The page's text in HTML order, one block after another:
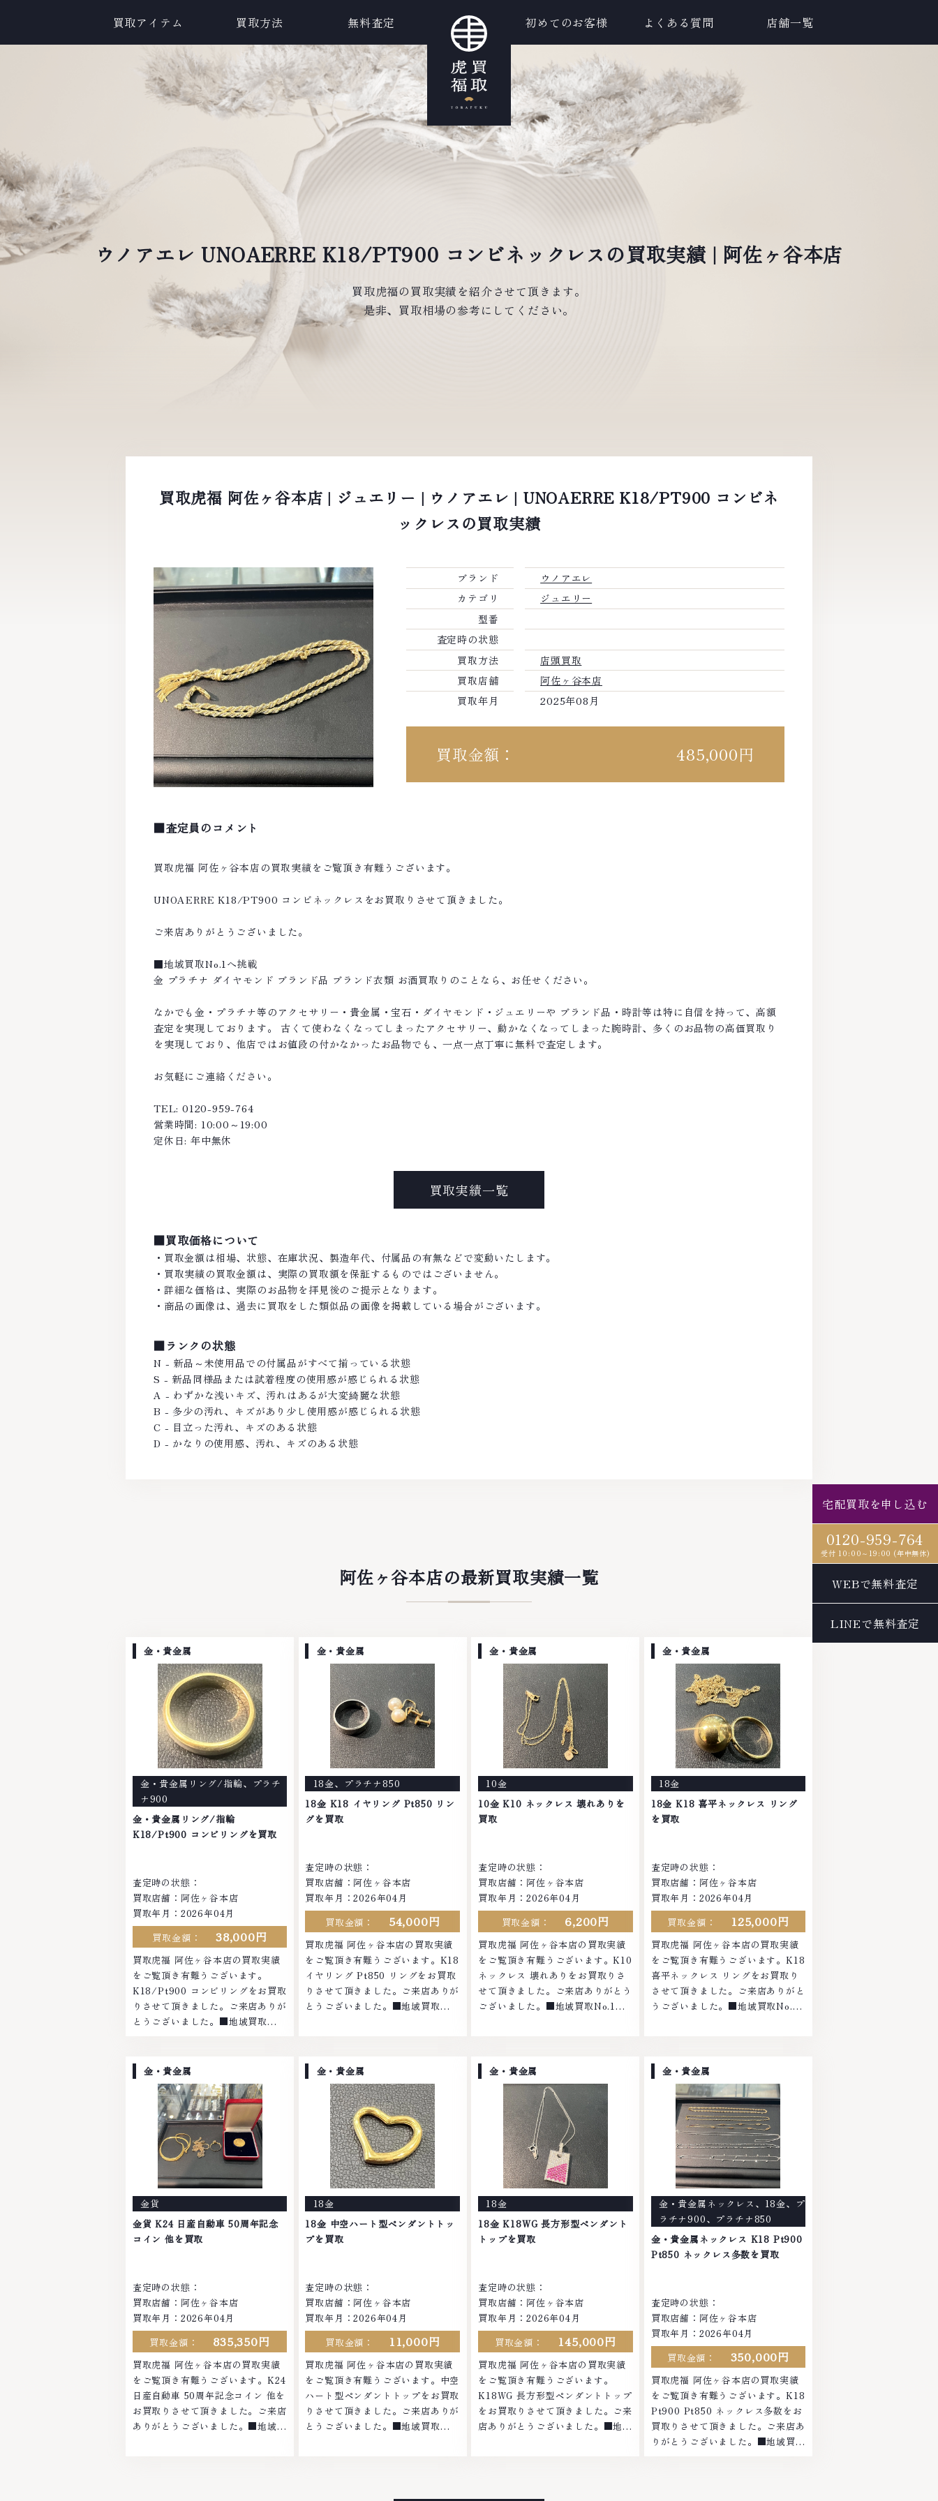
買取アイテム 買取方法 無料査定 初めてのお客様 よくある質問 店舗一覧
ウノアエレ UNOAERRE K18/PT900 コンビネックレスの買取実績 | 阿佐ヶ谷本店
買取虎福の買取実績を紹介させて頂きます。
是非、買取相場の参考にしてください。
買取虎福 阿佐ヶ谷本店 | ジュエリー | ウノアエレ | UNOAERRE K18/PT900 コンビネ
ックレスの買取実績
ブランド
ウノアエレ
カテゴリ
ジュエリー
型番
査定時の状態
買取方法
店頭買取
買取店舗
阿佐ヶ谷本店
買取年月
2025年08月
買取金額： 485,000円
■査定員のコメント
買取虎福 阿佐ヶ谷本店の買取実績をご覧頂き有難うございます。
UNOAERRE K18/PT900 コンビネックレスをお買取りさせて頂きました。
ご来店ありがとうございました。
■地域買取No.1へ挑戦
金 プラチナ ダイヤモンド ブランド品 ブランド衣類 お酒買取りのことなら、お任せください。
なかでも金・プラチナ等のアクセサリー・貴金属・宝石・ダイヤモンド・ジュエリーや ブランド品・時計等は特に自信を持って、高額
査定を実現しております。 古くて使わなくなってしまったアクセサリー、動かなくなってしまった腕時計、多くのお品物の高価買取り
を実現しており、他店ではお値段の付かなかったお品物でも、一点一点丁寧に無料で査定します。
お気軽にご連絡ください。
TEL: 0120-959-764
営業時間: 10:00～19:00
定休日: 年中無休
買取実績一覧
■買取価格について
・買取金額は相場、状態、在庫状況、製造年代、付属品の有無などで変動いたします。
・買取実績の買取金額は、実際の買取額を保証するものではございません。
・詳細な価格は、実際のお品物を拝見後のご提示となります。
・商品の画像は、過去に買取をした類似品の画像を掲載している場合がございます。
■ランクの状態
N - 新品～未使用品での付属品がすべて揃っている状態
S - 新品同様品または試着程度の使用感が感じられる状態
A - わずかな浅いキズ、汚れはあるが大変綺麗な状態
B - 多少の汚れ、キズがあり少し使用感が感じられる状態
C - 目立った汚れ、キズのある状態
D - かなりの使用感、汚れ、キズのある状態
阿佐ヶ谷本店の最新買取実績一覧
金・貴金属
金・貴金属リング/指輪、 プラチ
ナ900
金・貴金属リング/指輪
K18/Pt900 コンビリングを買取
査定時の状態：
買取店舗：阿佐ヶ谷本店
買取年月：2026年04月
買取金額：
38,000円
買取虎福 阿佐ヶ谷本店の買取実績
をご覧頂き有難うございます。
K18/Pt900 コンビリングをお買取
りさせて頂きました。ご来店ありが
とうございました。■地域買取
取りのことなら、お任せくださいな
かでも金・プラチナ等のアクセサリ
ー・貴金属・宝石・ダイヤモンド・
ジュエリーや ブランド品・時計等
は特に自信を持って、高額査定を実
現しております。 古くて使わなく
なってしまったアクセサリー、動か
なくなってしまった腕時計、多くの
お品物の高価買取りを実現してお
り、他店ではお値段の付かなかった
お品物でも、一点一点丁寧に無料で
査定します。お気軽にご連絡くださ
金・貴金属
18金、 プラチナ850
18金 K18 イヤリング Pt850 リン
グを買取
査定時の状態：
買取店舗：阿佐ヶ谷本店
買取年月：2026年04月
買取金額：
54,000円
買取虎福 阿佐ヶ谷本店の買取実績
をご覧頂き有難うございます。K18
イヤリング Pt850 リングをお買取
りさせて頂きました。ご来店ありが
とうございました。■地域買取
かでも金・プラチナ等のアクセサリ
ー・貴金属・宝石・ダイヤモンド・
ジュエリーや ブランド品・時計等
は特に自信を持って、高額査定を実
現しております。 古くて使わなく
なってしまったアクセサリー、動か
なくなってしまった腕時計、多くの
お品物の高価買取りを実現してお
り、他店ではお値段の付かなかった
お品物でも、一点一点丁寧に無料で
査定します。お気軽にご連絡くださ
い。TEL: 0120-959-764営業時間:
金・貴金属
10金
10金 K10 ネックレス 壊れありを
買取
査定時の状態：
買取店舗：阿佐ヶ谷本店
買取年月：2026年04月
買取金額：
6,200円
買取虎福 阿佐ヶ谷本店の買取実績
をご覧頂き有難うございます。K10
ネックレス 壊れありをお買取りさ
せて頂きました。ご来店ありがとう
ございました。■地域買取No.1へ
金・プラチナ等のアクセサリー・貴
金属・宝石・ダイヤモンド・ジュエ
リーや ブランド品・時計等は特に
自信を持って、高額査定を実現して
おります。 古くて使わなくなって
しまったアクセサリー、動かなくな
ってしまった腕時計、多くのお品物
の高価買取りを実現しており、他店
ではお値段の付かなかったお品物で
も、一点一点丁寧に無料で査定しま
す。お気軽にご連絡ください。
TEL: 0120-959-764営業時間:
金・貴金属
18金
18金 K18 喜平ネックレス リング
を買取
査定時の状態：
買取店舗：阿佐ヶ谷本店
買取年月：2026年04月
買取金額：
125,000円
買取虎福 阿佐ヶ谷本店の買取実績
をご覧頂き有難うございます。K18
喜平ネックレス リングをお買取り
させて頂きました。ご来店ありがと
うございました。■地域買取No.1
も金・プラチナ等のアクセサリー・
貴金属・宝石・ダイヤモンド・ジュ
エリーや ブランド品・時計等は特
に自信を持って、高額査定を実現し
ております。 古くて使わなくなっ
てしまったアクセサリー、動かなく
なってしまった腕時計、多くのお品
物の高価買取りを実現しており、他
店ではお値段の付かなかったお品物
でも、一点一点丁寧に無料で査定し
ます。お気軽にご連絡ください。
TEL: 0120-959-764営業時間:
10:00～19:00定休日: 年中無休
金・貴金属
金貨
金貨 K24 日産自動車 50周年記念
コイン 他を買取
査定時の状態：
買取店舗：阿佐ヶ谷本店
買取年月：2026年04月
買取金額：
835,350円
買取虎福 阿佐ヶ谷本店の買取実績
をご覧頂き有難うございます。K24
日産自動車 50周年記念コイン 他を
お買取りさせて頂きました。ご来店
ありがとうございました。■地域買
金・貴金属
18金
18金 中空ハート型ペンダントトッ
プを買取
査定時の状態：
買取店舗：阿佐ヶ谷本店
買取年月：2026年04月
買取金額：
11,000円
買取虎福 阿佐ヶ谷本店の買取実績
をご覧頂き有難うございます。中空
ハート型ペンダントトップをお買取
りさせて頂きました。ご来店ありが
とうございました。■地域買取
金・貴金属
18金
18金 K18WG 長方形型ペンダント
トップを買取
査定時の状態：
買取店舗：阿佐ヶ谷本店
買取年月：2026年04月
買取金額：
145,000円
買取虎福 阿佐ヶ谷本店の買取実績
をご覧頂き有難うございます。
K18WG 長方形型ペンダントトップ
をお買取りさせて頂きました。ご来
店ありがとうございました。■地域
金・貴金属
金・貴金属ネックレス 、 18金、 プ
ラチナ900、 プラチナ850
金・貴金属ネックレス K18 Pt900
Pt850 ネックレス多数を買取
査定時の状態：
買取店舗：阿佐ヶ谷本店
買取年月：2026年04月
買取金額：
350,000円
買取虎福 阿佐ヶ谷本店の買取実績
をご覧頂き有難うございます。K18
Pt900 Pt850 ネックレス多数をお
買取りさせて頂きました。ご来店あ
りがとうございました。■地域買取
宅配買取を申し込む
0120-959-764
受付 10:00～19:00 (年中無休)